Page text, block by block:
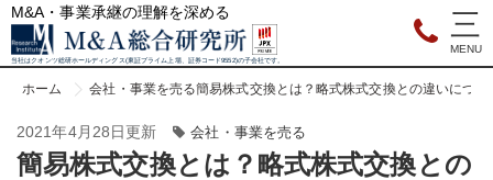
M&A・事業承継の理解を深める
当社はクオンツ総研ホールディングス(東証プライム上場、証券コード9552)の子会社です。
ホーム 会社・事業を売る簡易株式交換とは？略式株式交換との違いにつ
2021年4月28日更新 会社・事業を売る
簡易株式交換とは？略式株式交換との